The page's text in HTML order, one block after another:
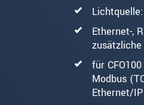
Ethernet-,
zusätzliche
für
Modbus
Ethernet/